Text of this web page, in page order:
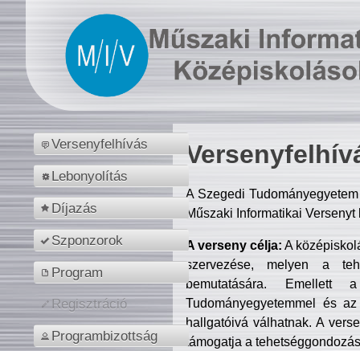
Versenyfelhívás
Lebonyolítás
Díjazás
Szponzorok
Program
Regisztráció
Programbizottság
A Szegedi
Műszaki Informatikai
A verseny célja: A
szervezése, melyen a
bemutatására. Emellett
Tudományegyetemmel és
hallgatóivá válhatnak. A
támogatja a